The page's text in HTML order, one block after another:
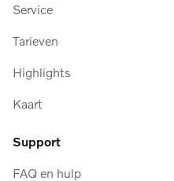
Service
Tarieven
Highlights
Kaart
Support
FAQ en hulp